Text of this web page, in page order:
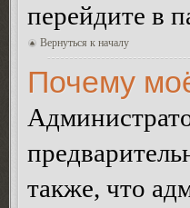
перейдите в
Вернуться к началу
Почему
также, что